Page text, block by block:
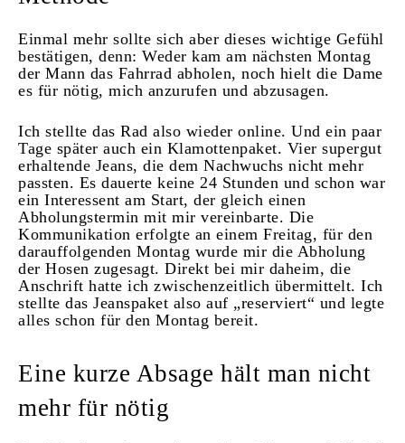
Einmal mehr sollte sich aber dieses wichtige Gefühl
bestätigen, denn: Weder kam am nächsten Montag
der Mann das Fahrrad abholen, noch hielt die Dame
es für nötig, mich anzurufen und abzusagen.
Ich stellte das Rad also wieder online. Und ein paar
Tage später auch ein Klamottenpaket. Vier supergut
erhaltende Jeans, die dem Nachwuchs nicht mehr
passten. Es dauerte keine 24 Stunden und schon war
ein Interessent am Start, der gleich einen
Abholungstermin mit mir vereinbarte. Die
Kommunikation erfolgte an einem Freitag, für den
darauffolgenden Montag wurde mir die Abholung
der Hosen zugesagt. Direkt bei mir daheim, die
Anschrift hatte ich zwischenzeitlich übermittelt. Ich
stellte das Jeanspaket also auf „reserviert“ und legte
alles schon für den Montag bereit.
Eine kurze Absage hält man nicht
mehr für nötig